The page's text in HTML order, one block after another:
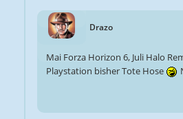
Drazo
Mai Forza Horizon 6, Juli Halo
Playstation bisher Tote Hose